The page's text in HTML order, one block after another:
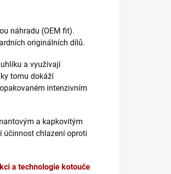
náhradu (OEM fit).
originálních dílů.
a využívají
tomu dokáží
intenzivním
a kapkovitým
účinnost chlazení oproti
a technologie kotouče